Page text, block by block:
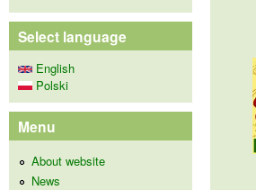
Select language
English
Polski
Menu
About website
News